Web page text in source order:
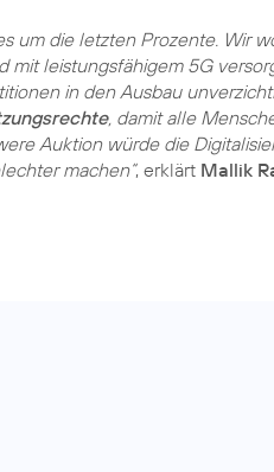
um die letzten Prozente. Wir
leistungsfähigem 5G
in den Ausbau
, damit alle
Auktion würde die
machen“, erklärt Mallik